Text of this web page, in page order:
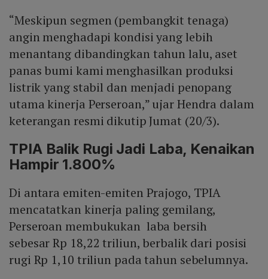
“Meskipun segmen (pembangkit tenaga)
angin menghadapi kondisi yang lebih
menantang dibandingkan tahun lalu, aset
panas bumi kami menghasilkan produksi
listrik yang stabil dan menjadi penopang
utama kinerja Perseroan,” ujar Hendra dalam
keterangan resmi dikutip Jumat (20/3).
TPIA Balik Rugi Jadi Laba, Kenaikan
Hampir 1.800%
Di antara emiten-emiten Prajogo, TPIA
mencatatkan kinerja paling gemilang,
Perseroan membukukan laba bersih
sebesar Rp 18,22 triliun, berbalik dari posisi
rugi Rp 1,10 triliun pada tahun sebelumnya.